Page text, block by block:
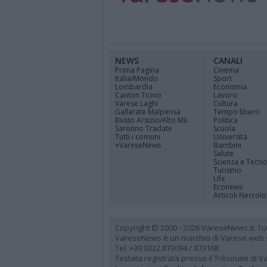
NEWS
Prima Pagina
Italia/Mondo
Lombardia
Canton Ticino
Varese Laghi
Gallarate Malpensa
Busto Arsizio/Alto Mil.
Saronno Tradate
Tutti i comuni
+VareseNews
CANALI
Cinema
Sport
Economia
Lavoro
Cultura
Tempo libero
Politica
Scuola
Università
Bambini
Salute
Scienza e
Turismo
Life
Econews
Articoli
Copyright © 2000 - 2026 VareseNews.it.
VareseNews è un marchio di Varese web
Tel. +39.0332.873094 / 873168
Testata registrata presso il Tribunale di